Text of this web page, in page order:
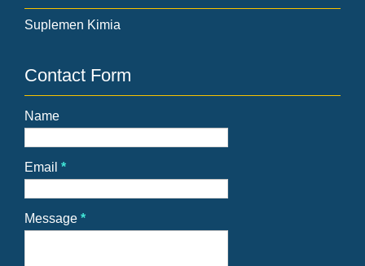
Suplemen Kimia
Contact Form
Name
Email *
Message *